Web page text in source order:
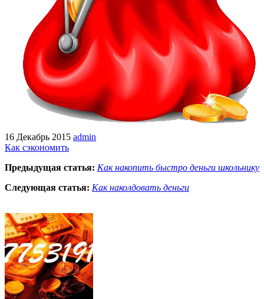
16 Декабрь 2015 admin
Как сэкономить
Предыдущая статья: Как накопить быстро деньги школьнику
Следующая статья: Как наколдовать деньги